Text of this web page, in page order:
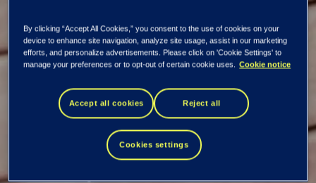
Ahlstrom-Munksjö
väljer TietoEVRY
som partner för
By clicking “Accept All Cookies,” you consent to the use of cookies on your
device to enhance site navigation, analyze site usage, assist in our marketing
efforts, and personalize advertisements. Please click on 'Cookie Settings' to
manage your preferences or to opt-out of certain cookie uses.
Cookie notice
Accept all cookies Reject all
Cookies settings